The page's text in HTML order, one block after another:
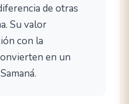
de otras
Su valor
con la
en un